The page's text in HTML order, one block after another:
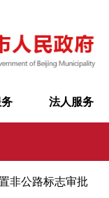
法人服务